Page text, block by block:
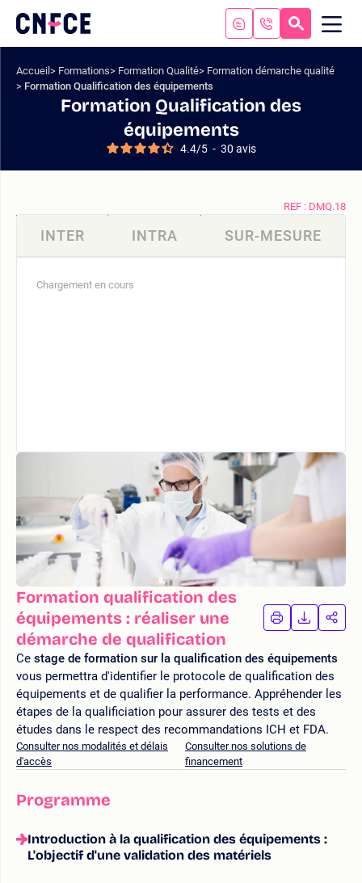
contenu
recherche
Logo
site
Accueil Formations Formation Qualité
Formation démarche qualité
Formation Qualification des équipements
Formation Qualification des
équipements
4.4/5 - 30 avis
Formation qualification des
équipements : réaliser une
démarche de qualification
IMPRIMER
LA
LA
Ce stage de formation sur la qualification des équipements
vous permettra d'identifier le protocole de qualification des
équipements et de qualifier la performance. Appréhender les
étapes de la qualificiation pour assurer des tests et des
études dans le respect des recommandations ICH et FDA.
Consulter nos modalités et délais
d'accès
Consulter nos solutions de
financement
Programme
Introduction à la qualification des équipements :
L'objectif d'une validation des matériels
REF : DMQ.18
INTER INTRA SUR-MESURE